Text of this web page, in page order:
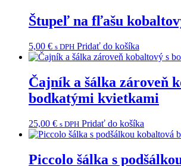
Štupeľ na fľašu
5,00 € s DPH Pridať do košíka
Čajník a šálka zároveň
bodkatými kvietkami
25,00 € s DPH Pridať do košíka
Piccolo šálka s